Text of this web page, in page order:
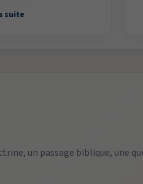
suite
un passage biblique, une